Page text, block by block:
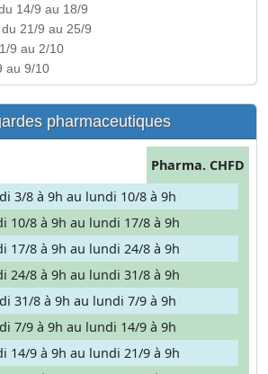
14/9 au 18/9
du 21/9 au 25/9
9 au 2/10
au 9/10
pharmaceutiques
Pharma. CHFD
3/8 à 9h au lundi 10/8 à 9h
10/8 à 9h au lundi 17/8 à 9h
17/8 à 9h au lundi 24/8 à 9h
24/8 à 9h au lundi 31/8 à 9h
31/8 à 9h au lundi 7/9 à 9h
7/9 à 9h au lundi 14/9 à 9h
14/9 à 9h au lundi 21/9 à 9h